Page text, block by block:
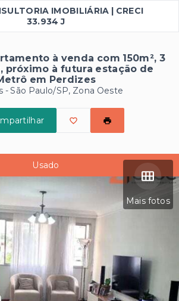
IMOBILIÁRIA | CRECI
33.934 J
à venda com 150m², 3
próximo à futura estação de
em Perdizes
- São Paulo/SP, Zona Oeste
Mais fotos
Usado